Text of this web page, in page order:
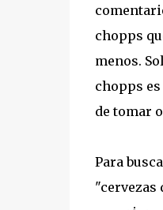
chopps
menos.
chopps
de tomar
Para
"cervezas